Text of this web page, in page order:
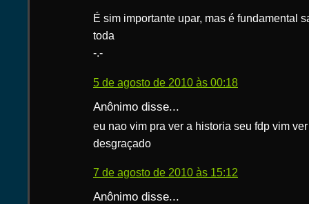
É sim importante upar, mas é fundamental
toda
-.-
5 de agosto de 2010 às 00:18
Anônimo disse...
eu nao vim pra ver a historia seu fdp vim
desgraçado
7 de agosto de 2010 às 15:12
Anônimo disse...